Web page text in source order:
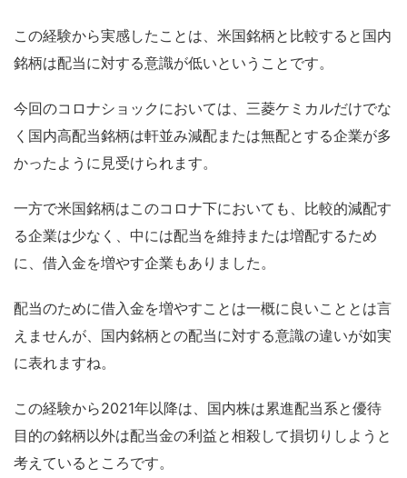
この経験から実感したことは、米国銘柄と比較すると国内
銘柄は配当に対する意識が低いということです。
今回のコロナショックにおいては、三菱ケミカルだけでな
く国内高配当銘柄は軒並み減配または無配とする企業が多
かったように見受けられます。
一方で米国銘柄はこのコロナ下においても、比較的減配す
る企業は少なく、中には配当を維持または増配するため
に、借入金を増やす企業もありました。
配当のために借入金を増やすことは一概に良いこととは言
えませんが、国内銘柄との配当に対する意識の違いが如実
に表れますね。
この経験から2021年以降は、国内株は累進配当系と優待
目的の銘柄以外は配当金の利益と相殺して損切りしようと
考えているところです。